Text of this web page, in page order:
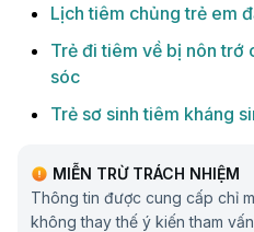
Lịch tiêm chủng trẻ em
Trẻ đi tiêm về bị nôn trớ
sóc
Trẻ sơ sinh tiêm kháng
MIỄN TRỪ TRÁCH NHIỆM
Thông tin được cung cấp chỉ
không thay thế ý kiến tham